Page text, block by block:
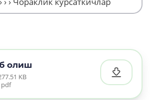
олиш
KB